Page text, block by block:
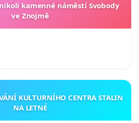
kamenné náměstí Svobody
ve Znojmě
KULTURNÍHO CENTRA STALIN
NA LETNÉ